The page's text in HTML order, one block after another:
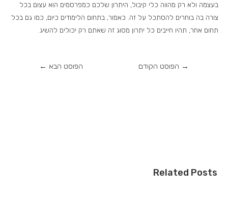
בעצמה ולא רק מהווה כלי קיבול, היתרון שלכם כמפרסמים הוא עצום בכל
צורה בה בוחרים להסתכל על זה. כאמור, בתחום הלימודים כיום, כמו גם בכל
תחום אחר, תהיו חייבים כל יתרון מסוג זה שאתם רק יכולים להשיג.
→ הפוסט הקודם הפוסט הבא ←
Related Posts